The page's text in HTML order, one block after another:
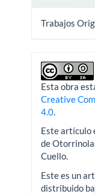
Trabajos
Esta obra
Creative
4.0.
Este artículo
de
Cuello.
Este es un
distribuido